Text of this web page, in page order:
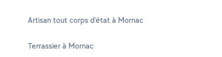
Artisan tout corps d'état à Mornac
Terrassier à Mornac